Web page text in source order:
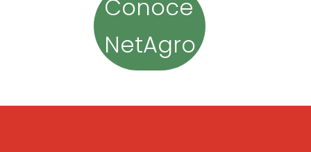
Conoce
NetAgro